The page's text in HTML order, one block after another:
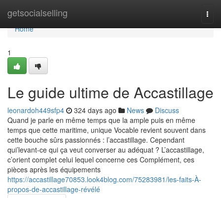
getsocialselling
Home
Home
1
Le guide ultime de Accastillage
leonardoh449sfp4 324 days ago News
Discuss
Quand je parle en même temps que la ample puis en même
temps que cette maritime, unique Vocable revient souvent dans
cette bouche sûrs passionnés : l’accastillage. Cependant
qui’levant-ce qui ça veut converser au adéquat ? L’accastillage,
c’orient complet celui lequel concerne ces Complément, ces
pièces après les équipements
https://accastillage70853.look4blog.com/75283981/les-faits-À-
propos-de-accastillage-révélé